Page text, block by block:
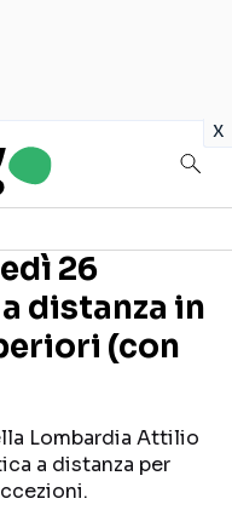
x
26
distanza in
(con
Lombardia Attilio
a distanza per